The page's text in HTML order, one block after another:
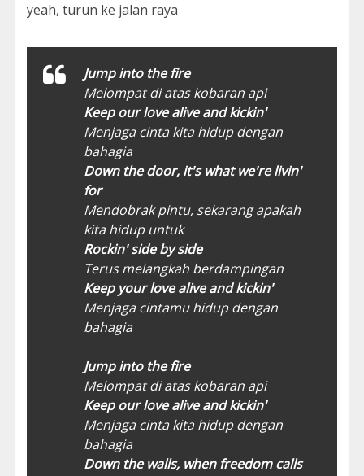
yeah, turun ke jalan raya
Jump into the fire
Melompat di atas kobaran api
Keep our love alive and kickin'
Menjaga cinta kita hidup dengan
bahagia
Down the door, it's what we're livin'
for
Mendobrak pintu, sekarang apakah
kita hidup untuk
Rockin' side by side
Terus melangkah berdampingan
Keep your love alive and kickin'
Menjaga cintamu hidup dengan
bahagia
Jump into the fire
Melompat di atas kobaran api
Keep our love alive and kickin'
Menjaga cinta kita hidup dengan
bahagia
Down the walls, when freedom calls